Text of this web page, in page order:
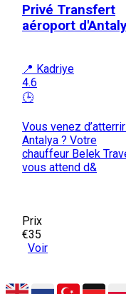
Privé Transfert
aéroport
📍 Kadriye
4.6
🕒
Vous venez
Antalya ? Votre
chauffeur Belek
vous attend d&
Prix
€35
Voir